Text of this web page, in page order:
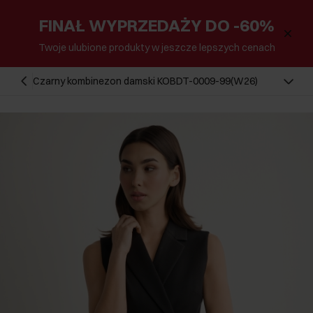
FINAŁ WYPRZEDAŻY DO -60%
Twoje ulubione produkty w jeszcze lepszych cenach
Czarny kombinezon damski KOBDT-0009-99(W26)